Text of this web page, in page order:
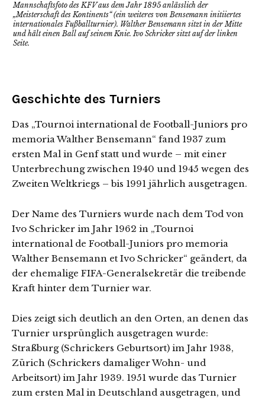
Mannschaftsfoto des KFV aus dem Jahr 1895 anlässlich der
„Meisterschaft des Kontinents“ (ein weiteres von Bensemann initiiertes
internationales Fußballturnier). Walther Bensemann sitzt in der Mitte
und hält einen Ball auf seinem Knie. Ivo Schricker sitzt auf der linken
Seite.
Geschichte des Turniers
Das „Tournoi international de Football-Juniors pro
memoria Walther Bensemann“ fand 1937 zum
ersten Mal in Genf statt und wurde – mit einer
Unterbrechung zwischen 1940 und 1945 wegen des
Zweiten Weltkriegs – bis 1991 jährlich ausgetragen.
Der Name des Turniers wurde nach dem Tod von
Ivo Schricker im Jahr 1962 in „Tournoi
international de Football-Juniors pro memoria
Walther Bensemann et Ivo Schricker“ geändert, da
der ehemalige FIFA-Generalsekretär die treibende
Kraft hinter dem Turnier war.
Dies zeigt sich deutlich an den Orten, an denen das
Turnier ursprünglich ausgetragen wurde:
Straßburg (Schrickers Geburtsort) im Jahr 1938,
Zürich (Schrickers damaliger Wohn- und
Arbeitsort) im Jahr 1939. 1951 wurde das Turnier
zum ersten Mal in Deutschland ausgetragen, und